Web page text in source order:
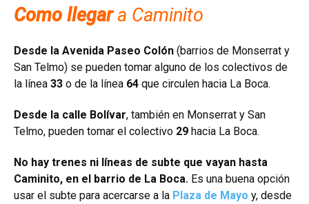
Como llegara Caminito
Desde la Avenida Paseo Colón (barrios de Monserrat y
San Telmo) se pueden tomar alguno de los colectivos de
la línea 33 o de la línea 64 que circulen hacia La Boca.
Desde la calle Bolívar, también en Monserrat y San
Telmo, pueden tomar el colectivo 29 hacia La Boca.
No hay trenes ni líneas de subte que vayan hasta
Caminito, en el barrio de La Boca. Es una buena opción
usar el subte para acercarse a la Plaza de Mayo y, desde